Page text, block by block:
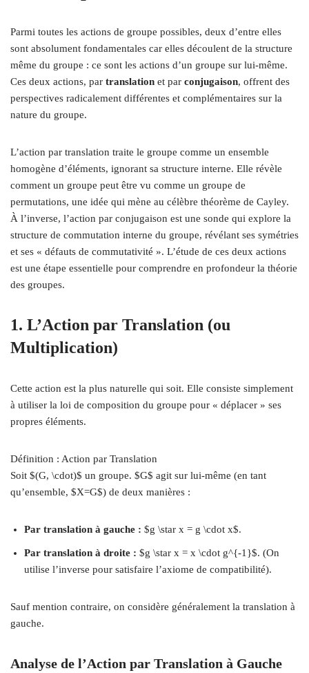
Parmi toutes les actions de groupe possibles, deux d’entre elles
sont absolument fondamentales car elles découlent de la structure
même du groupe : ce sont les actions d’un groupe sur lui-même.
Ces deux actions, par translation et par conjugaison, offrent des
perspectives radicalement différentes et complémentaires sur la
nature du groupe.
L’action par translation traite le groupe comme un ensemble
homogène d’éléments, ignorant sa structure interne. Elle révèle
comment un groupe peut être vu comme un groupe de
permutations, une idée qui mène au célèbre théorème de Cayley.
À l’inverse, l’action par conjugaison est une sonde qui explore la
structure de commutation interne du groupe, révélant ses symétries
et ses « défauts de commutativité ». L’étude de ces deux actions
est une étape essentielle pour comprendre en profondeur la théorie
des groupes.
1. L’Action par Translation (ou
Multiplication)
Cette action est la plus naturelle qui soit. Elle consiste simplement
à utiliser la loi de composition du groupe pour « déplacer » ses
propres éléments.
Définition : Action par Translation
Soit $(G, \cdot)$ un groupe. $G$ agit sur lui-même (en tant
qu’ensemble, $X=G$) de deux manières :
Par translation à gauche : $g \star x = g \cdot x$.
Par translation à droite : $g \star x = x \cdot g^{-1}$. (On
utilise l’inverse pour satisfaire l’axiome de compatibilité).
Sauf mention contraire, on considère généralement la translation à
gauche.
Analyse de l’Action par Translation à Gauche